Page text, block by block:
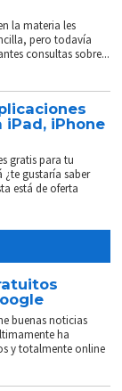
la materia les
pero todavía
consultas sobre...
iPad, iPhone
gratis para tu
gustaría saber
está de oferta
buenas noticias
ha
y totalmente online